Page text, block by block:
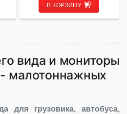
В КОРЗИНУ
вида и мониторы
малотоннажных
для грузовика, автобуса,